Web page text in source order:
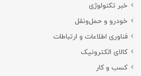
خبر تکنولوژی
خودرو و حمل‌و‌نقل
فناوری اطلاعات و ارتباطات
کالای الکترونیک
کسب و کار